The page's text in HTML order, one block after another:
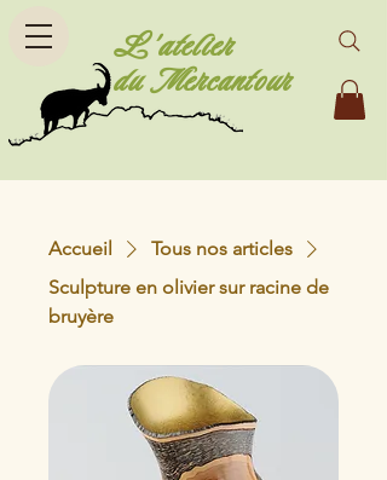
L'atelier
du Mercantour
Accueil
Tous nos articles
Sculpture en olivier sur racine de
bruyère